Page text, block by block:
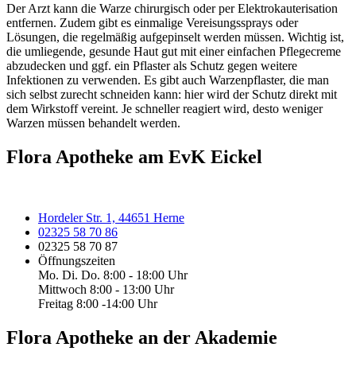
Der Arzt kann die Warze chirurgisch oder per Elektrokauterisation
entfernen. Zudem gibt es einmalige Vereisungssprays oder
Lösungen, die regelmäßig aufgepinselt werden müssen. Wichtig ist,
die umliegende, gesunde Haut gut mit einer einfachen Pflegecreme
abzudecken und ggf. ein Pflaster als Schutz gegen weitere
Infektionen zu verwenden. Es gibt auch Warzenpflaster, die man
sich selbst zurecht schneiden kann: hier wird der Schutz direkt mit
dem Wirkstoff vereint. Je schneller reagiert wird, desto weniger
Warzen müssen behandelt werden.
Flora Apotheke am EvK Eickel
Hordeler Str. 1, 44651 Herne
02325 58 70 86
02325 58 70 87
Öffnungszeiten
Mo. Di. Do. 8:00 - 18:00 Uhr
Mittwoch 8:00 - 13:00 Uhr
Freitag 8:00 -14:00 Uhr
Flora Apotheke an der Akademie